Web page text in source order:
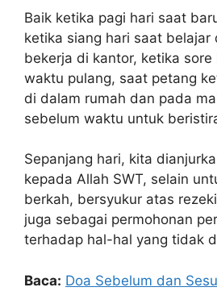
Baik ketika pagi hari saat
ketika siang hari saat belajar
bekerja di kantor, ketika sore
waktu pulang, saat petang
di dalam rumah dan pada
sebelum waktu untuk
Sepanjang hari, kita
kepada Allah SWT, selain
berkah, bersyukur atas
juga sebagai permohonan
terhadap hal-hal yang tidak
Baca: Doa Sebelum dan